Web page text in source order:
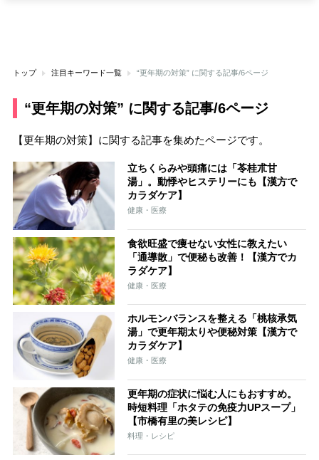
トップ 注目キーワード一覧 “更年期の対策” に関する記事/6ページ
“更年期の対策” に関する記事/6ページ
【更年期の対策】に関する記事を集めたページです。
立ちくらみや頭痛には「苓桂朮甘
湯」。動悸やヒステリーにも【漢方で
カラダケア】
健康・医療
食欲旺盛で痩せない女性に教えたい
「通導散」で便秘も改善！【漢方でカ
ラダケア】
健康・医療
ホルモンバランスを整える「桃核承気
湯」で更年期太りや便秘対策【漢方で
カラダケア】
健康・医療
更年期の症状に悩む人にもおすすめ。
時短料理「ホタテの免疫力UPスープ」
【市橋有里の美レシピ】
料理・レシピ